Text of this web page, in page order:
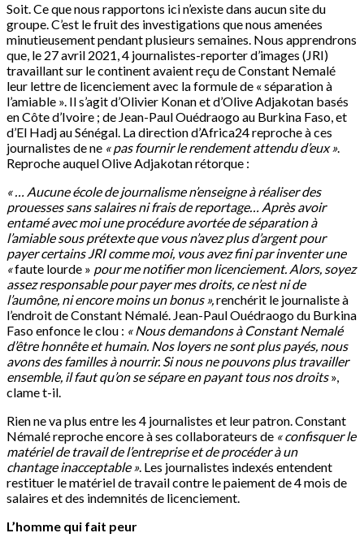
Soit. Ce que nous rapportons ici n’existe dans aucun site du
groupe. C’est le fruit des investigations que nous amenées
minutieusement pendant plusieurs semaines. Nous apprendrons
que, le 27 avril 2021, 4 journalistes-reporter d’images (JRI)
travaillant sur le continent avaient reçu de Constant Nemalé
leur lettre de licenciement avec la formule de « séparation à
l’amiable ». Il s’agit d’Olivier Konan et d’Olive Adjakotan basés
en Côte d’Ivoire ; de Jean-Paul Ouédraogo au Burkina Faso, et
d’El Hadj au Sénégal. La direction d’Africa24 reproche à ces
journalistes de ne « pas fournir le rendement attendu d’eux ».
Reproche auquel Olive Adjakotan rétorque :
« … Aucune école de journalisme n’enseigne à réaliser des
prouesses sans salaires ni frais de reportage… Après avoir
entamé avec moi une procédure avortée de séparation à
l’amiable sous prétexte que vous n’avez plus d’argent pour
payer certains JRI comme moi, vous avez fini par inventer une
«faute lourde » pour me notifier mon licenciement. Alors, soyez
assez responsable pour payer mes droits, ce n’est ni de
l’aumône, ni encore moins un bonus »,renchérit le journaliste à
l’endroit de Constant Némalé. Jean-Paul Ouédraogo du Burkina
Faso enfonce le clou : « Nous demandons à Constant Nemalé
d’être honnête et humain. Nos loyers ne sont plus payés, nous
avons des familles à nourrir. Si nous ne pouvons plus travailler
ensemble, il faut qu’on se sépare en payant tous nos droits»,
clame t-il.
Rien ne va plus entre les 4 journalistes et leur patron. Constant
Némalé reproche encore à ses collaborateurs de « confisquer le
matériel de travail de l’entreprise et de procéder à un
chantage inacceptable ». Les journalistes indexés entendent
restituer le matériel de travail contre le paiement de 4 mois de
salaires et des indemnités de licenciement.
L’homme qui fait peur